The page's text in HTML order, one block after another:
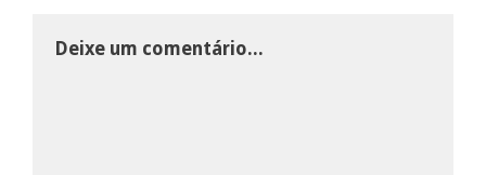
Deixe um comentário...